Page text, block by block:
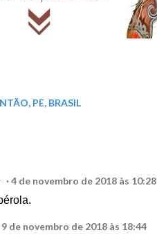
PE, BRASIL
4 de novembro de 2018 às 10:28
9 de novembro de 2018 às 18:44